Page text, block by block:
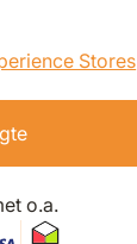
Stores
o.a.